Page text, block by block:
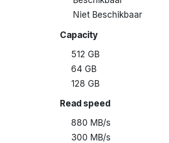
Niet Beschikbaar
Capacity
512 GB
64 GB
128 GB
Read speed
880 MB/s
300 MB/s